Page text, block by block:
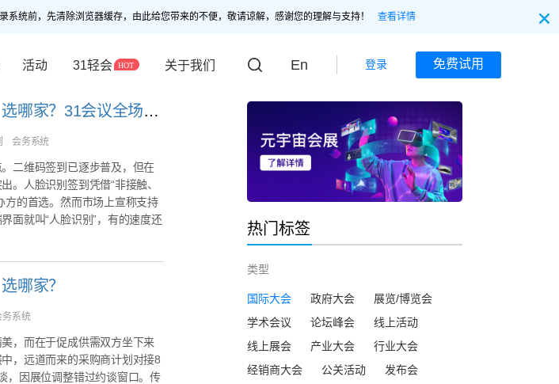
统前，先清除浏览器缓存，由此给您带来的不便，敬请谅解，感谢您的理解与支持！ 查看详情
活动 31轻会 关于我们 En 登录 免费试用
我需要会展人脸识别签到系统，选哪家？31会议全场景解决方案深度解析
会务系统
二维码签到已逐步普及，但在
。人脸识别签到凭借“非接触、
方的首选。然而市场上宣称支持
面就叫“人脸识别”，有的速度还
哪家？
系统
，而在于促成供需双方坐下来
，远道而来的采购商计划对接8
，因展位调整错过约谈窗口。传
热门标签
类型
国际大会 政府大会
展览/博览会
学术会议
论坛峰会
线上活动
线上展会
产业大会
行业大会
经销商大会
公关活动
发布会